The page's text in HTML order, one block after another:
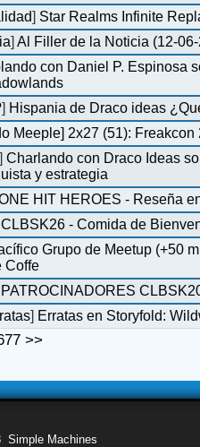
] Star Realms Infinite
]Al Filler de la Noticia (12-
con Daniel P. Espinosa
] Hispania de Draco ideas
Meeple] 2x27 (51): Freakcon
]Charlando con Draco Ideas
y estrategia
HIT HEROES - Reseña
CLBSK26 - Comida de
Grupo de Meetup (+50
Coffe
PATROCINADORES
] Erratas en Storyfold:
>>
Simple Machines